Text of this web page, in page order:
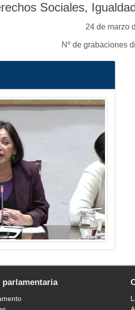
Sociales,
24 de marzo
Nº de grabaciones